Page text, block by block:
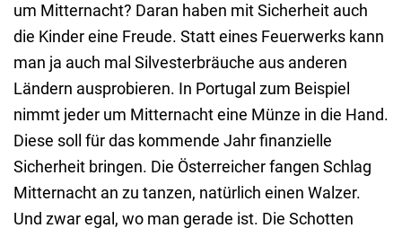
um Mitternacht? Daran haben mit Sicherheit auch
die Kinder eine Freude. Statt eines Feuerwerks kann
man ja auch mal Silvesterbräuche aus anderen
Ländern ausprobieren. In Portugal zum Beispiel
nimmt jeder um Mitternacht eine Münze in die Hand.
Diese soll für das kommende Jahr finanzielle
Sicherheit bringen. Die Österreicher fangen Schlag
Mitternacht an zu tanzen, natürlich einen Walzer.
Und zwar egal, wo man gerade ist. Die Schotten